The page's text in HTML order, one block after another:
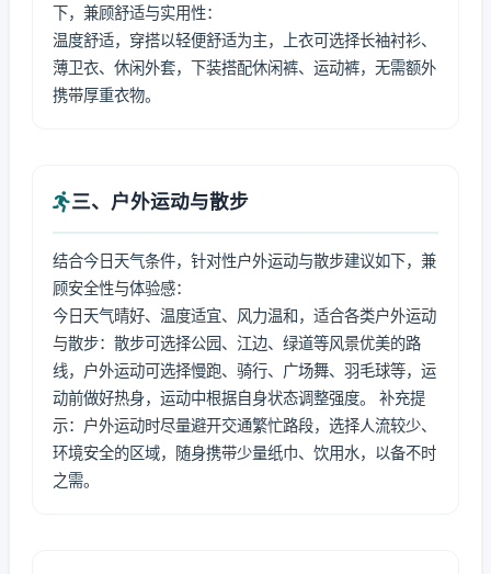
下，兼顾舒适与实用性：
温度舒适，穿搭以轻便舒适为主，上衣可选择长袖衬衫、
薄卫衣、休闲外套，下装搭配休闲裤、运动裤，无需额外
携带厚重衣物。
三、户外运动与散步
结合今日天气条件，针对性户外运动与散步建议如下，兼
顾安全性与体验感：
今日天气晴好、温度适宜、风力温和，适合各类户外运动
与散步：散步可选择公园、江边、绿道等风景优美的路
线，户外运动可选择慢跑、骑行、广场舞、羽毛球等，运
动前做好热身，运动中根据自身状态调整强度。 补充提
示：户外运动时尽量避开交通繁忙路段，选择人流较少、
环境安全的区域，随身携带少量纸巾、饮用水，以备不时
之需。